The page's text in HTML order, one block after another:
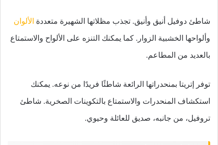
شاطئ دوفيل أنيق وأنيق. تجذب مظلاتها الشهيرة متعددة الألوان
وألواحها الخشبية الزوار. كما يمكنك التنزه على الألواح والاستمتاع
بالعديد من المطاعم.
توفر إتريتا بمنحدراتها الرائعة شاطئًا فريدًا من نوعه. يمكنك
استكشاف المنحدرات والاستمتاع بالتكوينات الصخرية. شاطئ
تروفيل، من جانبه، صديق للعائلة وحيوي.